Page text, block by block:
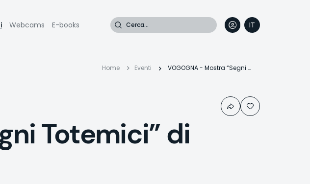
Webcams E-books Cerca
IT
EN
FR
DE
Briciole
pane
Home Eventi VOGOGNA - Mostra “Segni Totemici” di Alberto Mario Lazzarini
Totemici” di